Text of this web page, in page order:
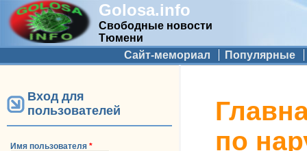
Golosa.info
Свободные новости
Тюмени
Дополнительное меню
Сайт-мемориал Популярные
Вход для
пользователей
Имя пользователя *
Вы здесь
по